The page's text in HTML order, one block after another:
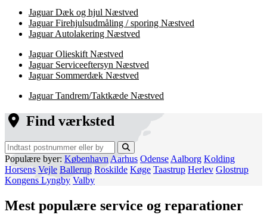
Jaguar Dæk og hjul Næstved
Jaguar Firehjulsudmåling / sporing Næstved
Jaguar Autolakering Næstved
Jaguar Olieskift Næstved
Jaguar Serviceeftersyn Næstved
Jaguar Sommerdæk Næstved
Jaguar Tandrem/Taktkæde Næstved
Find værksted
Populære byer: København Aarhus Odense Aalborg Kolding
Horsens Vejle Ballerup Roskilde Køge Taastrup Herlev Glostrup
Kongens Lyngby Valby
Mest populære service og reparationer